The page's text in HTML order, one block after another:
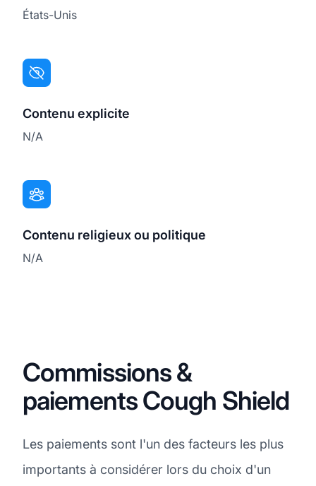
États-Unis
Contenu explicite
N/A
Contenu religieux ou politique
N/A
Commissions &
paiements Cough Shield
Les paiements sont l'un des facteurs les plus
importants à considérer lors du choix d'un